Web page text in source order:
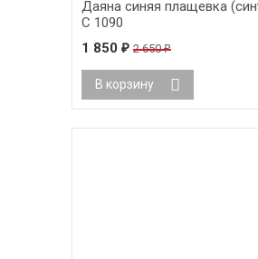
Даяна синяя плащевка
С 1090
1 850 ₽ 2 650₽
В корзину